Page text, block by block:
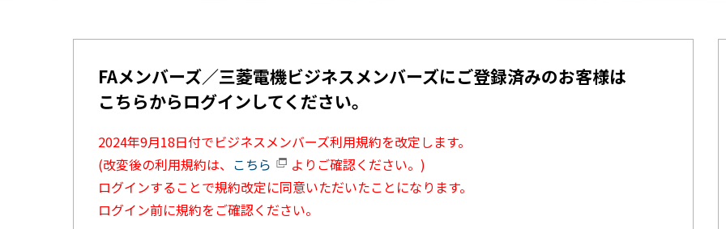
FAメンバーズ／三菱電機ビジネスメンバーズにご登録済みのお客様は
こちらからログインしてください。
2024年9月18日付でビジネスメンバーズ利用規約を改定します。
(改変後の利用規約は、 こちら
よりご確認ください。)
ログインすることで規約改定に同意いただいたことになります。
ログイン前に規約をご確認ください。